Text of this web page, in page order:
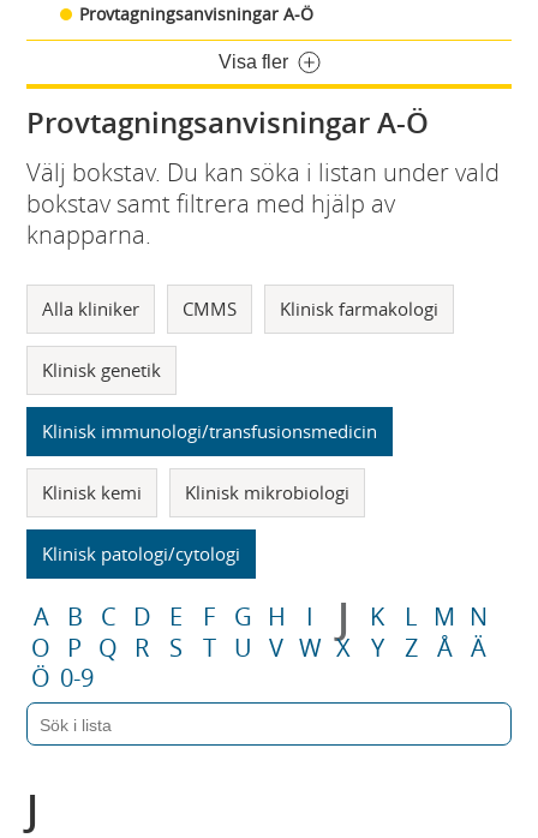
Provtagningsanvisningar A-Ö
Visa fler
Provtagningsanvisningar A-Ö
Välj bokstav. Du kan söka i listan under vald
bokstav samt filtrera med hjälp av
knapparna.
Alla kliniker CMMS Klinisk farmakologi
Klinisk genetik
Klinisk immunologi/transfusionsmedicin
Klinisk kemi Klinisk mikrobiologi
Klinisk patologi/cytologi
A B C D E F G H I J K L M N
O
P Q R S T U V W X Y Z Å Ä
Ö 0-9
J